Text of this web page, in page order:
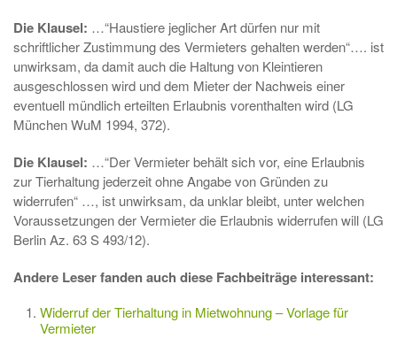
Die Klausel: …“Haustiere jeglicher Art dürfen nur mit
schriftlicher Zustimmung des Vermieters gehalten werden“…. ist
unwirksam, da damit auch die Haltung von Kleintieren
ausgeschlossen wird und dem Mieter der Nachweis einer
eventuell mündlich erteilten Erlaubnis vorenthalten wird (LG
München WuM 1994, 372).
Die Klausel: …“Der Vermieter behält sich vor, eine Erlaubnis
zur Tierhaltung jederzeit ohne Angabe von Gründen zu
widerrufen“ …, ist unwirksam, da unklar bleibt, unter welchen
Voraussetzungen der Vermieter die Erlaubnis widerrufen will (LG
Berlin Az. 63 S 493/12).
Andere Leser fanden auch diese Fachbeiträge interessant:
Widerruf der Tierhaltung in Mietwohnung – Vorlage für
Vermieter